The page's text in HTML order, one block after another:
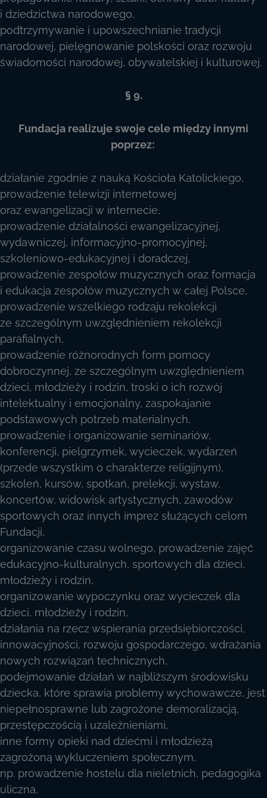
i dziedzictwa narodowego,
podtrzymywanie i upowszechnianie tradycji
narodowej, pielęgnowanie polskości oraz rozwoju
świadomości narodowej, obywatelskiej i kulturowej.
§ 9.
Fundacja realizuje swoje cele między innymi
poprzez:
działanie zgodnie z nauką Kościoła Katolickiego,
prowadzenie telewizji internetowej
oraz ewangelizacji w internecie,
prowadzenie działalności ewangelizacyjnej,
wydawniczej, informacyjno-promocyjnej,
szkoleniowo-edukacyjnej i doradczej,
prowadzenie zespołów muzycznych oraz formacja
i edukacja zespołów muzycznych w całej Polsce,
prowadzenie wszelkiego rodzaju rekolekcji
ze szczególnym uwzględnieniem rekolekcji
parafialnych,
prowadzenie różnorodnych form pomocy
dobroczynnej, ze szczególnym uwzględnieniem
dzieci, młodzieży i rodzin, troski o ich rozwój
intelektualny i emocjonalny, zaspokajanie
podstawowych potrzeb materialnych,
prowadzenie i organizowanie seminariów,
konferencji, pielgrzymek, wycieczek, wydarzeń
(przede wszystkim o charakterze religijnym),
szkoleń, kursów, spotkań, prelekcji, wystaw,
koncertów, widowisk artystycznych, zawodów
sportowych oraz innych imprez służących celom
Fundacji,
organizowanie czasu wolnego, prowadzenie zajęć
edukacyjno-kulturalnych, sportowych dla dzieci,
młodzieży i rodzin,
organizowanie wypoczynku oraz wycieczek dla
dzieci, młodzieży i rodzin,
działania na rzecz wspierania przedsiębiorczości,
innowacyjności, rozwoju gospodarczego, wdrażania
nowych rozwiązań technicznych,
podejmowanie działań w najbliższym środowisku
dziecka, które sprawia problemy wychowawcze, jest
niepełnosprawne lub zagrożone demoralizacją,
przestępczością i uzależnieniami,
inne formy opieki nad dziećmi i młodzieżą
zagrożoną wykluczeniem społecznym,
np. prowadzenie hostelu dla nieletnich, pedagogika
uliczna,